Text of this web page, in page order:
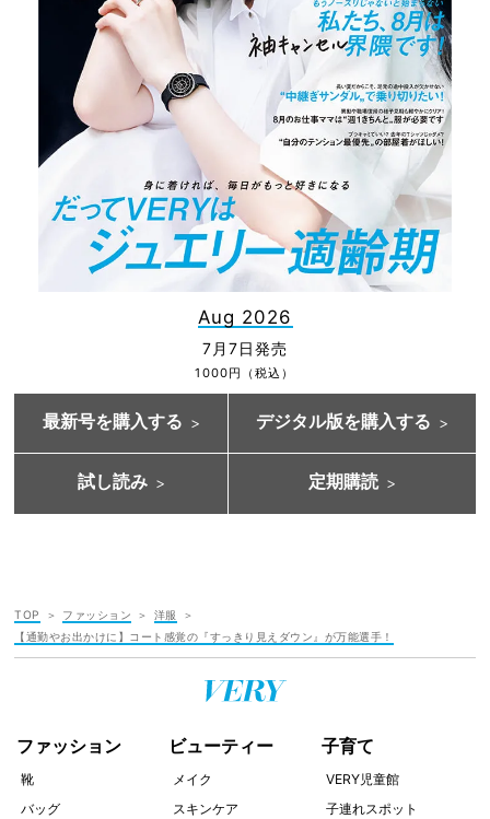
Aug 2026
7月7日発売
1000円（税込）
最新号を購入する デジタル版を購入する
試し読み 定期購読
TOP ファッション
洋服
【通勤やお出かけに】コート感覚の『すっきり見えダウン』が万能選手！
ファッション
靴
バッグ
ビューティー
メイク
スキンケア
子育て
VERY児童館
子連れスポット